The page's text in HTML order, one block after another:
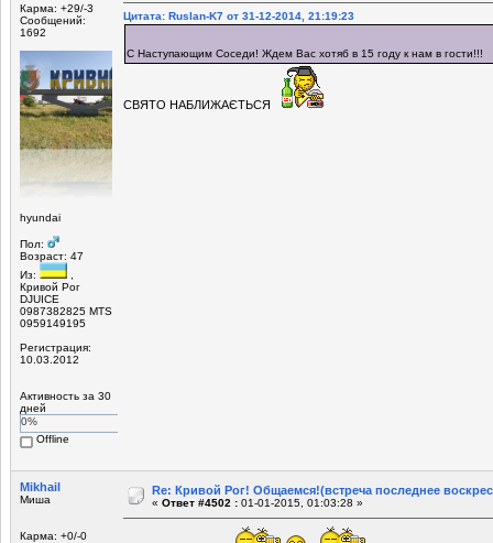
Карма: +29/-3
Сообщений:
1692
hyundai
Пол:
Возраст: 47
Из:
Кривой Рог
DJUICE
0987382825 MTS
0959149195
Регистрация:
10.03.2012
Активность за 30
дней
0%
Offline
Цитата: Ruslan-K7 от 31-12-2014, 21:19:23
С Наступающим Соседи! Ждем Вас хотяб в 15 году к нам в гости!!!
СВЯТО НАБЛИЖАЄТЬСЯ
Mikhail
Миша
Карма: +0/-0
Re: Кривой Рог! Общаемся!(встреча последнее
« Ответ #4502 : 01-01-2015, 01:03:28 »